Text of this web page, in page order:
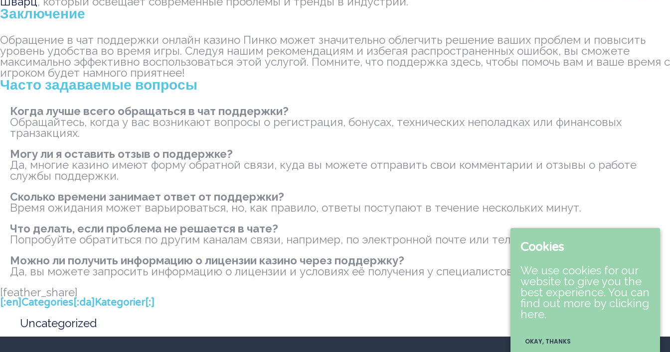
Заключение
Обращение в чат поддержки онлайн казино Пинко может значительно облегчить решение ваших проблем и повысить
уровень удобства во время игры. Следуя нашим рекомендациям и избегая распространенных ошибок, вы сможете
максимально эффективно воспользоваться этой услугой. Помните, что поддержка здесь, чтобы помочь вам и ваше время с
игроком будет намного приятнее!
Часто задаваемые вопросы
Когда лучше всего обращаться в чат поддержки?
Обращайтесь, когда у вас возникают вопросы о регистрация, бонусах, технических неполадках или финансовых
транзакциях.
Могу ли я оставить отзыв о поддержке?
Да, многие казино имеют форму обратной связи, куда вы можете отправить свои комментарии и отзывы о работе
службы поддержки.
Сколько времени занимает ответ от поддержки?
Время ожидания может варьироваться, но, как правило, ответы поступают в течение нескольких минут.
Что делать, если проблема не решается в чате?
Попробуйте обратиться по другим каналам связи, например, по электронной почте или телефону.
Можно ли получить информацию о лицензии казино через поддержку?
Да, вы можете запросить информацию о лицензии и условиях её получения у специалистов поддержки.
[feather_share]
[:en]Categories[:da]Kategorier[:]
Uncategorized
Cookies
We use cookies for our
website to give you the
best experience. You can
find out more by clicking
here.
OKAY, THANKS